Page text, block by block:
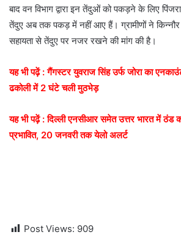
बाद वन विभाग द्वारा इन तेंदुओं को पकड़ने के लिए
तेंदुए अब तक पकड़ में नहीं आए हैं। ग्रामीणों ने
सहायता से तेंदुए पर नजर रखने की मांग की है।
यह भी पढ़ें : गैंगस्टर युवराज सिंह उर्फ जोरा का
ढकोली में 2 घंटे चली मुठभेड़
यह भी पढ़ें : दिल्ली एनसीआर समेत उत्तर भारत में ठंड
प्रभावित, 20 जनवरी तक येलो अलर्ट
Post Views: 909